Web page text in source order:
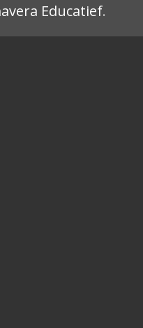
Educatief.